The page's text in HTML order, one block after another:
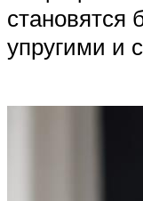
становятся
упругими и